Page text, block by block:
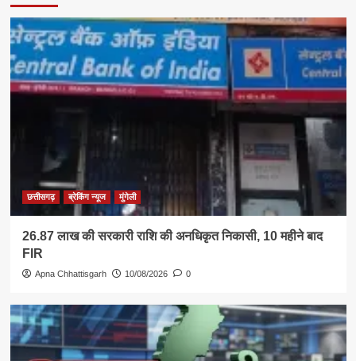
छत्तीसगढ़ ब्रेकिंग न्यूज मुंगेली
26.87 लाख की सरकारी राशि की अनधिकृत निकासी, 10 महीने बाद
FIR
Apna Chhattisgarh 10/08/2026 0